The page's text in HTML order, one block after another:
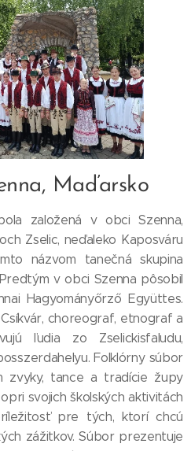
Maďarsko
založená v obci Szenna,
Zselic, neďaleko Kaposváru
názvom tanečná skupina
v obci Szenna pôsobil
Hagyományőrző Együttes.
choreograf, etnograf a
ľudia zo Zselickisfaludu,
Folklórny súbor
zvyky, tance a tradície župy
svojich školských aktivitách
pre tých, ktorí chcú
zážitkov. Súbor prezentuje